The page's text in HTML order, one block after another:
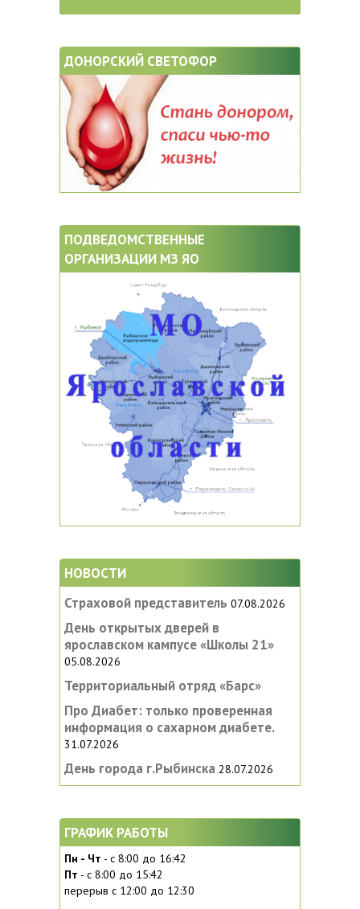
ДОНОРСКИЙ СВЕТОФОР
ПОДВЕДОМСТВЕННЫЕ
ОРГАНИЗАЦИИ МЗ ЯО
НОВОСТИ
Страховой представитель 07.08.2026
День открытых дверей в
ярославском кампусе «‎Школы 21»
05.08.2026
Территориальный отряд «Барс»
Про Диабет: только проверенная
информация о сахарном диабете.
31.07.2026
День города г.Рыбинска 28.07.2026
ГРАФИК РАБОТЫ
Пн - Чт - с 8:00 до 16:42
Пт - с 8:00 до 15:42
перерыв с 12:00 до 12:30